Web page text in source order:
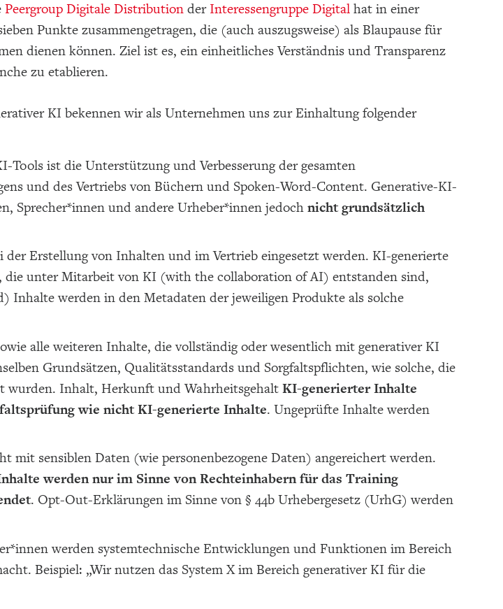
Peergroup Digitale Distributionder Interessengruppe Digitalhat in einer
Punkte zusammengetragen, die (auch auszugsweise) als Blaupause für
dienen können. Ziel ist es, ein einheitliches Verständnis und Transparenz
zu etablieren.
KI bekennen wir als Unternehmen uns zur Einhaltung folgender
Tools ist die Unterstützung und Verbesserung der gesamten
und des Vertriebs von Büchern und Spoken-Word-Content. Generative-KI-
Sprecher*innen und andere Urheber*innen jedoch nicht grundsätzlich
der Erstellung von Inhalten und im Vertrieb eingesetzt werden. KI-generierte
unter Mitarbeit von KI (with the collaboration of AI) entstanden sind,
Inhalte werden in den Metadaten der jeweiligen Produkte als solche
alle weiteren Inhalte, die vollständig oder wesentlich mit generativer KI
Grundsätzen, Qualitätsstandards und Sorgfaltspflichten, wie solche, die
wurden. Inhalt, Herkunft und Wahrheitsgehalt KI-generierter Inhalte
wie nicht KI-generierte Inhalte. Ungeprüfte Inhalte werden
mit sensiblen Daten (wie personenbezogene Daten) angereichert werden.
werden nur im Sinne von Rechteinhabern für das Training
. Opt-Out-Erklärungen im Sinne von § 44b Urhebergesetz (UrhG) werden
werden systemtechnische Entwicklungen und Funktionen im Bereich
Beispiel: „Wir nutzen das System X im Bereich generativer KI für die